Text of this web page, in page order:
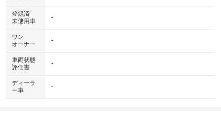
登録済
未使用車
-
ワン
オーナー
-
車両状態
評価書
-
ディーラ
ー車
-